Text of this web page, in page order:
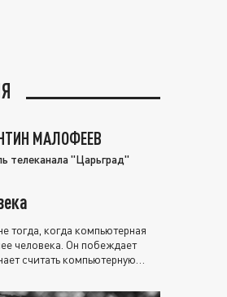
МАЛОФЕЕВ
телеканала "Царьград"
тогда, когда компьютерная
человека. Он побеждает
считать компьютерную